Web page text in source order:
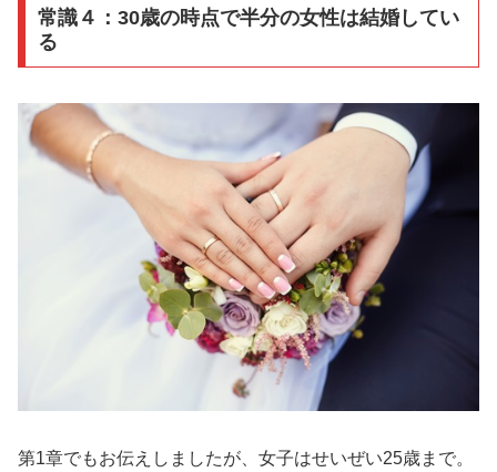
常識４：30歳の時点で半分の女性は結婚してい
る
第1章でもお伝えしましたが、女子はせいぜい25歳まで。